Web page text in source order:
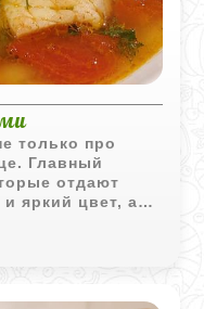
только про
Главный
отдают
яркий цвет, а
оставляя
очень легкое,
сливочного
вкус